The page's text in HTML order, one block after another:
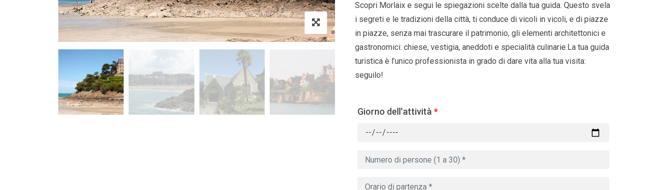
Scopri Morlaix e segui le spiegazioni scelte dalla tua guida. Questo svela
i segreti e le tradizioni della città, ti conduce di vicoli in vicoli, e di piazze
in piazze, senza mai trascurare il patrimonio, gli elementi architettonici e
gastronomici: chiese, vestigia, aneddoti e specialità culinarie.La tua guida
turistica è l’unico professionista in grado di dare vita alla tua visita:
seguilo!
Giorno dell'attività *